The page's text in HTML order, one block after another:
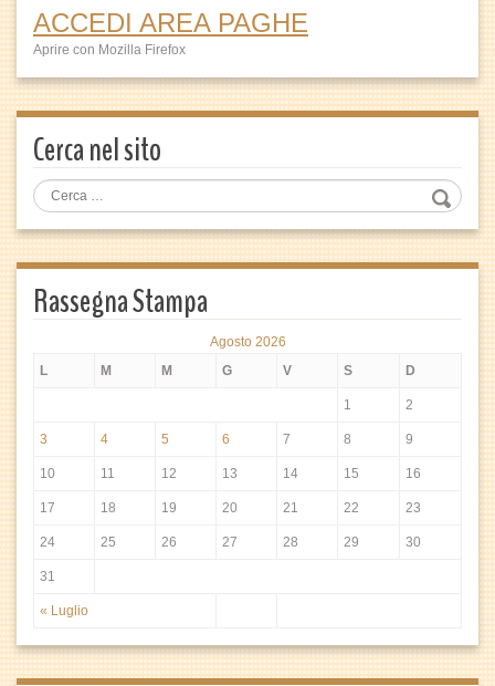
ACCEDI AREA PAGHE
Aprire con Mozilla Firefox
Cerca nel sito
Rassegna Stampa
Agosto 2026
L
M M G V S D
« Luglio
1 2
3 4 5 6 7 8 9
10 11 12 13 14 15 16
17 18 19 20 21 22 23
24 25 26 27 28 29 30
31